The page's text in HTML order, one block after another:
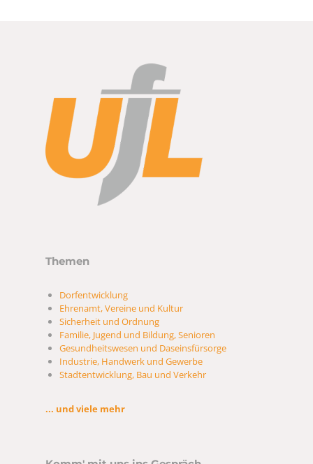
Themen
Dorfentwicklung
Ehrenamt, Vereine und Kultur
Sicherheit und Ordnung
Familie, Jugend und Bildung, Senioren
Gesundheitswesen und Daseinsfürsorge
Industrie, Handwerk und Gewerbe
Stadtentwicklung, Bau und Verkehr
... und viele mehr